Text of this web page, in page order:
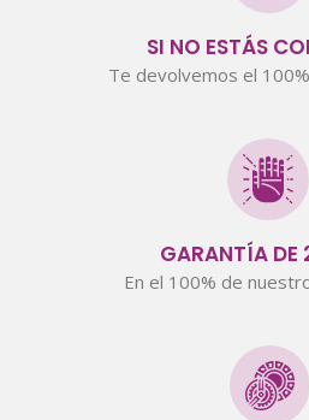
SI NO ESTÁS
Te devolvemos el
GARANTÍA DE
En el 100% de